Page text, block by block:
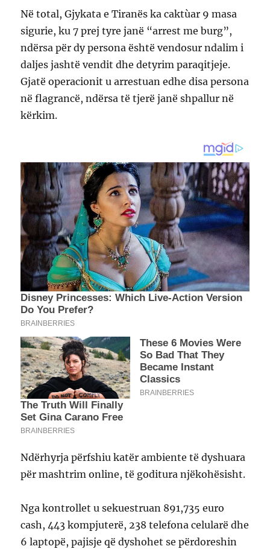
Në total, Gjykata e Tiranës ka caktùar 9 masa
sigurie, ku 7 prej tyre janë “arrest me burg”,
ndërsa për dy persona është vendosur ndalim i
daljes jashtë vendit dhe detyrim paraqitjeje.
Gjatë operacionit u arrestuan edhe disa persona
në flagrancë, ndërsa të tjerë janë shpallur në
kërkim.
Ndërhyrja përfshiu katër ambiente të dyshuara
për mashtrim online, të goditura njëkohësisht.
Nga kontrollet u sekuestruan 891,735 euro
cash, 443 kompjuterë, 238 telefona celularë dhe
6 laptopë, pajisje që dyshohet se përdoreshin